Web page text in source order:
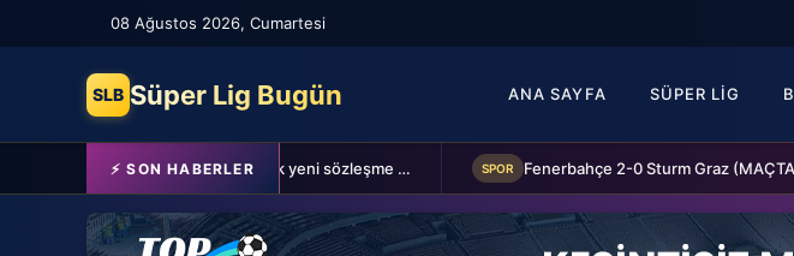
08 Ağustos 2026, Cumartesi
SLB Süper Lig Bugün ANA SAYFA SÜPER LIG
⚡ SON HABERLER Schalke 04 Edin Dzeko ile 1 yıllık yeni sözleşme imzaladı